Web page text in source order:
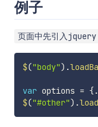
例子
页面中先引入
$("body") .
var options = {
$("#other") .